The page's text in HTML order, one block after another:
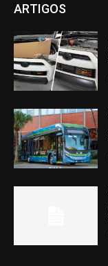
ARTIGOS